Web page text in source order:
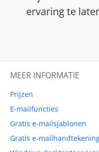
ervaring te
MEER INFORMATIE
Prijzen
E-mailfuncties
Gratis e-mailsjablonen
Gratis e-